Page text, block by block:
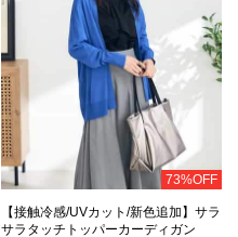
73%OFF
【接触冷感/UVカット/新色追加】サラ
サラタッチトッパーカーディガン